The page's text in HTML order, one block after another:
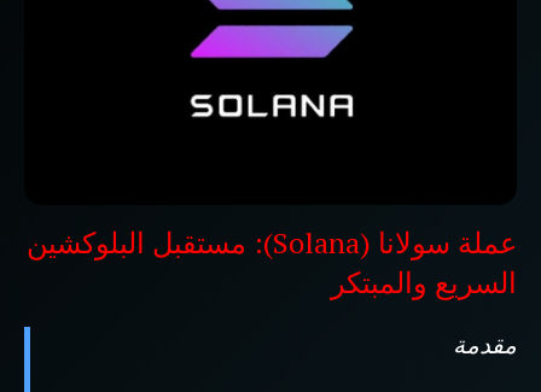
عملة سولانا (Solana): مستقبل البلوكشين
السريع والمبتكر
مقدمة